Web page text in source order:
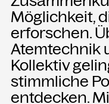
Mo-Fr von 9-12
+43 5574 82731
Möglichkeit,
erforschen.
Atemtechnik
Kollektiv
stimmliche
entdecken.